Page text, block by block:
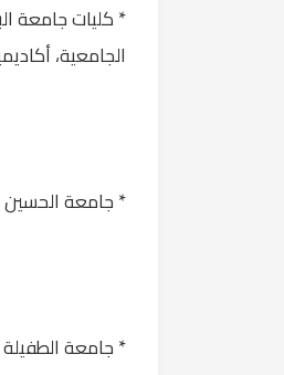
* كليات جامعة
الجامعية،
* جامعة
* جامعة الطفيلة